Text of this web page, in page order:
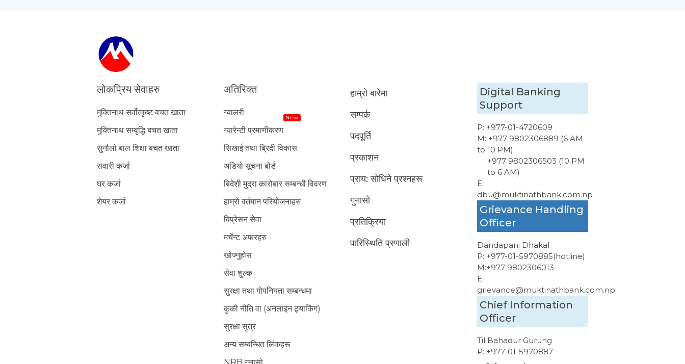
लोकप्रिय सेवाहरु
मुक्तिनाथ सर्वोत्कृष्ट बचत खाता
मुक्तिनाथ सम्वृद्धि बचत खाता
सुनौलो बाल शिक्षा बचत खाता
सवारी कर्जा
घर कर्जा
शेयर कर्जा
अतिरिक्त
ग्यालरी
ग्यारेन्टी प्रमाणीकरण
New
सिखाई तथा ब्रिदी विकास
अडियो सूचना बोर्ड
बिदेशी मुद्रा कारोबार सम्बन्धी विवरण
हाम्रो वर्तमान परियोजनाहरु
बिप्रेसन सेवा
मर्चेन्ट अफरहरु
खोज्नुहोस
सेवा शुल्क
सुरक्षा तथा गोपनियता सम्बन्धमा
कुकी नीति वा (अनलाइन ट्र्याकिंग)
सुरक्षा सुत्र
अन्य सम्बन्धित लिंकहरू
हाम्रो बारेमा
सम्पर्क
पदपूर्ति
प्रकाशन
प्राय: सोधिने प्रश्नहरू
गुनासो
प्रतिक्रिया
पारिस्थिति प्रणाली
Digital Banking
Support
P: +977-01-4720609
M: +977 9802306889 (6 AM
to 10 PM)
+977 9802306503 (10 PM
to 6 AM)
E:
dbu@muktinathbank.com.np
Grievance Handling
Officer
Dandapani Dhakal
P: +977-01-5970885(hotline)
M:+977 9802306013
E:
grievance@muktinathbank.com.np
Chief Information
Officer
Til Bahadur Gurung
P: +977-01-5970887